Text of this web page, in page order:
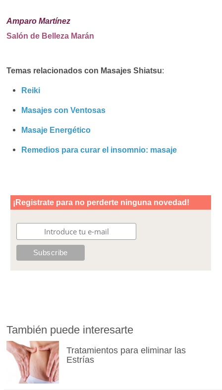
Amparo Martínez
Salón de Belleza Marán
Temas relacionados con Masajes Shiatsu:
Reiki
Masajes con Ventosas
Masaje Energético
Remedios para curar el insomnio: masaje
También puede interesarte
Tratamientos para eliminar las
Estrías